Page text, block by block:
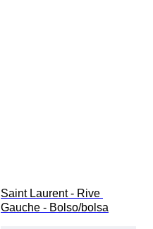
Saint Laurent - Rive
Gauche - Bolso/bolsa